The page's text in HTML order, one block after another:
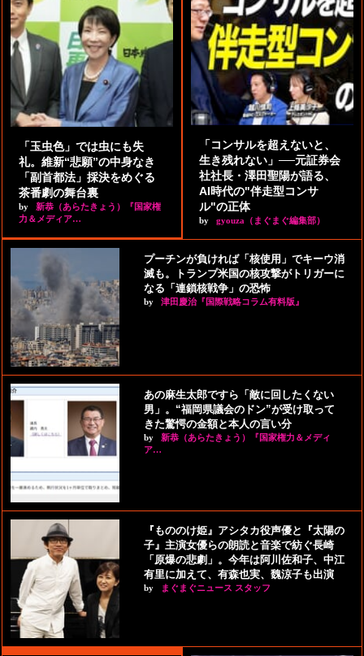
「玉虫色」では虫にも失
礼。維新“悲願”の中身なき
「副首都法」採決をめぐる
茶番劇の舞台裏
by
新恭（あらたきょう）『国家権
力＆メディア…
「コンサルを超えないと、
生き残れない」──元証券会
社社長・澤田聖陽が語る、
AI時代の"伴走型コンサ
ル"の正体
by gyouza（まぐまぐ編集部）
プーチンが負ければ「核使用」でキーウ消
滅も。トランプ米国の核攻撃がトリガーに
なる「連鎖核戦争」の恐怖
by 津田慶治『国際戦略コラム有料版』
あの麻生太郎ですら「敵に回したくない
男」。“福岡県議会のドン”が受け取って
きた驚愕の金額と本人の言い分
by
新恭（あらたきょう）『国家権力＆メディ
ア…
『もののけ姫』アシタカ役声優と『太陽の
子』主演女優らの朗読と音楽で紡ぐ長崎
「原爆の悲劇」。今年は阿川佐和子、中江
有里に加えて、有森也実、魏涼子も出演
by まぐまぐニュース スタッフ